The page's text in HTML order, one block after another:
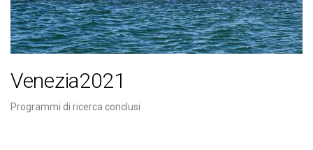
Venezia2021
Programmi di ricerca conclusi